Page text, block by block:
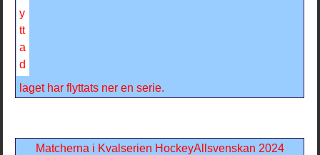
laget har flyttats ner en serie.
Matcherna i Kvalserien HockeyAllsvenskan 2024